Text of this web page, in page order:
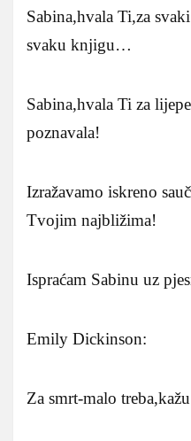
Sabina,hvala Ti,za
svaku knjigu…
Sabina,hvala Ti za
poznavala!
Izražavamo iskreno
Tvojim najbližima!
Ispraćam Sabinu uz
Emily Dickinson:
Za smrt-malo treba,kažu